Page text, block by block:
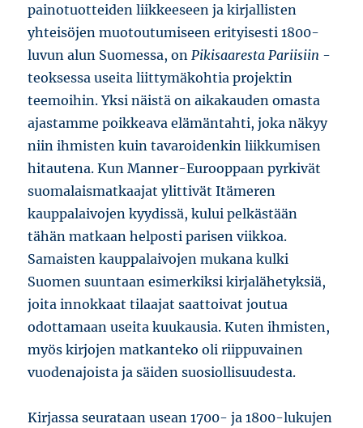
painotuotteiden liikkeeseen ja kirjallisten
yhteisöjen muotoutumiseen erityisesti 1800-
luvun alun Suomessa, on Pikisaaresta Pariisiin -
teoksessa useita liittymäkohtia projektin
teemoihin. Yksi näistä on aikakauden omasta
ajastamme poikkeava elämäntahti, joka näkyy
niin ihmisten kuin tavaroidenkin liikkumisen
hitautena. Kun Manner-Eurooppaan pyrkivät
suomalaismatkaajat ylittivät Itämeren
kauppalaivojen kyydissä, kului pelkästään
tähän matkaan helposti parisen viikkoa.
Samaisten kauppalaivojen mukana kulki
Suomen suuntaan esimerkiksi kirjalähetyksiä,
joita innokkaat tilaajat saattoivat joutua
odottamaan useita kuukausia. Kuten ihmisten,
myös kirjojen matkanteko oli riippuvainen
vuodenajoista ja säiden suosiollisuudesta.
Kirjassa seurataan usean 1700- ja 1800-lukujen